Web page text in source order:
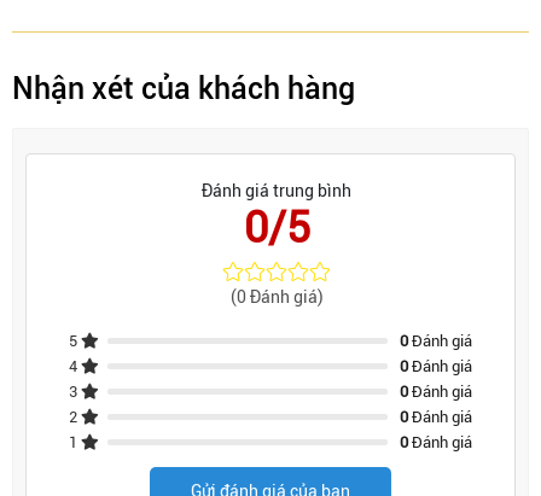
Nhận xét của khách hàng
Đánh giá trung bình
0/5
(0 Đánh giá)
5 0Đánh giá
4
0Đánh giá
3
0Đánh giá
2
0Đánh giá
1
0Đánh giá
Gửi đánh giá của bạn